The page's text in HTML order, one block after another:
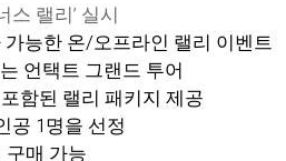
랠리’ 실시
능한 온/오프라인 랠리 이벤트
언택트 그랜드 투어
함된 랠리 패키지 제공
공 1명을 선정
매 가능